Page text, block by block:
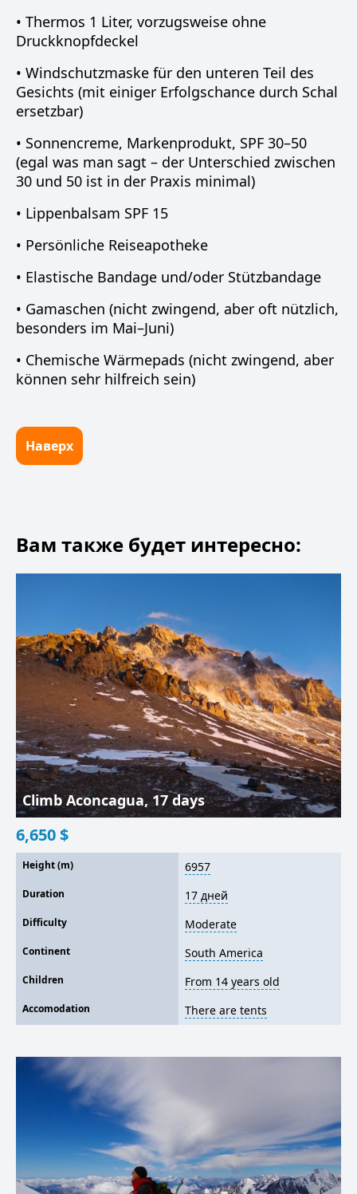
• Thermos 1 Liter, vorzugsweise ohne
Druckknopfdeckel
• Windschutzmaske für den unteren Teil des
Gesichts (mit einiger Erfolgschance durch Schal
ersetzbar)
• Sonnencreme, Markenprodukt, SPF 30–50
(egal was man sagt – der Unterschied zwischen
30 und 50 ist in der Praxis minimal)
• Lippenbalsam SPF 15
• Persönliche Reiseapotheke
• Elastische Bandage und/oder Stützbandage
• Gamaschen (nicht zwingend, aber oft nützlich,
besonders im Mai–Juni)
• Chemische Wärmepads (nicht zwingend, aber
können sehr hilfreich sein)
Наверх
Вам также будет интересно:
Climb Aconcagua, 17 days
6,650$
Height (m) 6957
Duration 17 дней
Difficulty Moderate
Continent South America
Children From 14 years old
Accomodation There are tents